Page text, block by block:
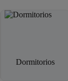
Dormitorios